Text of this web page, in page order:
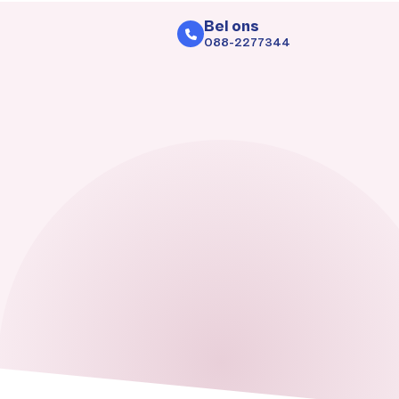
Bel ons
088-2277344